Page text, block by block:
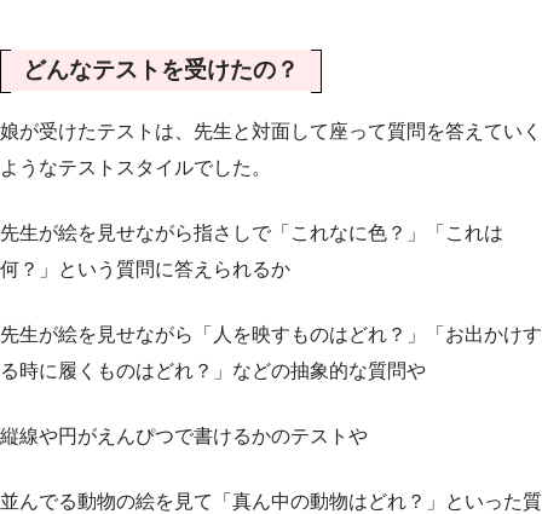
どんなテストを受けたの？
娘が受けたテストは、先生と対面して座って質問を答えていく
ようなテストスタイルでした。
先生が絵を見せながら指さしで「これなに色？」「これは
何？」という質問に答えられるか
先生が絵を見せながら「人を映すものはどれ？」「お出かけす
る時に履くものはどれ？」などの抽象的な質問や
縦線や円がえんぴつで書けるかのテストや
並んでる動物の絵を見て「真ん中の動物はどれ？」といった質